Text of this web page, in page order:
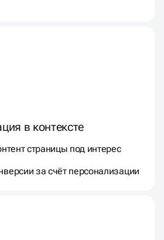
в контексте
страницы под интерес
за счёт персонализации